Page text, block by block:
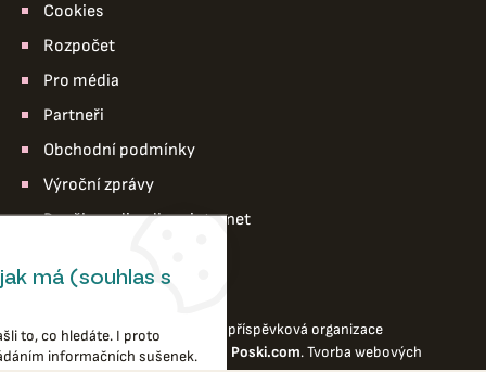
Cookies
Rozpočet
Pro média
Partneři
Obchodní podmínky
Výroční zprávy
Pro členy divadla – intranet
© 2026 Divadlo loutek Ostrava,příspěvková organizace
Webové stránkyvytvořilo Poski.com.Tvorba webových
má (souhlas s
to, co hledáte. I proto
informačních sušenek.